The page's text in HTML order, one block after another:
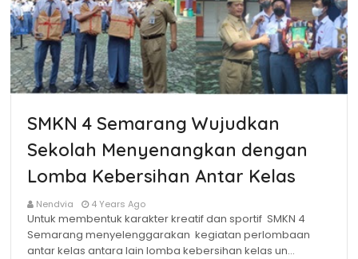
SMKN 4 Semarang Wujudkan
Sekolah Menyenangkan dengan
Lomba Kebersihan Antar Kelas
Nendvia 4 Years Ago
Untuk membentuk karakter kreatif dan sportif SMKN 4
Semarang menyelenggarakan kegiatan perlombaan
antar kelas antara lain lomba kebersihan kelas un…